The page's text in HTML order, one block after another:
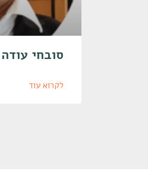
סובחי עודה
לקרוא עוד